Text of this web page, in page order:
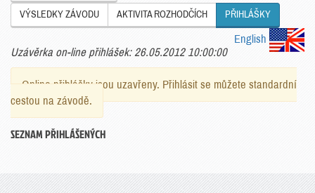
VÝSLEDKY ZÁVODU AKTIVITA ROZHODČÍCH PŘIHLÁŠKY
English
Uzávěrka on-line přihlášek: 26.05.2012 10:00:00
Online přihlášky jsou uzavřeny. Přihlásit se můžete standardní
cestou na závodě.
SEZNAM PŘIHLÁŠENÝCH